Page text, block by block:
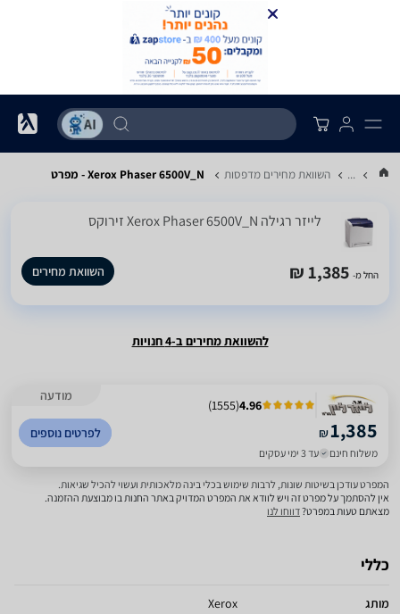
... השוואת מחירים מדפסות Xerox Phaser 6500V_N - מפרט
‏לייזר ‏רגילה Xerox Phaser 6500V_N זירוקס
החל מ- 1,385 ₪ השוואת מחירים
להשוואת מחירים ב-4 חנויות
מודעה
4.96
(
1555
)
₪1,385
משלוח חינם עד 3 ימי עסקים
לפרטים נוספים
המפרט עודכן בשיטות שונות, לרבות שימוש בכלי בינה מלאכותית ועשוי להכיל שגיאות.
אין להסתמך על מפרט זה ויש לוודא את המפרט המדויק באתר החנות בו מבוצעת ההזמנה.
מצאתם טעות במפרט?דווחו לנו
כללי
מותג Xerox